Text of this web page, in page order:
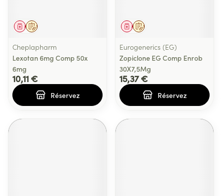
Sur prescription
Médicament
Cheplapharm
Lexotan 6mg Comp 50x
6mg
10,11 €
Réservez
Sur prescription
Médicament
Eurogenerics (EG)
Zopiclone EG Comp Enrob
30X7,5Mg
15,37 €
Réservez